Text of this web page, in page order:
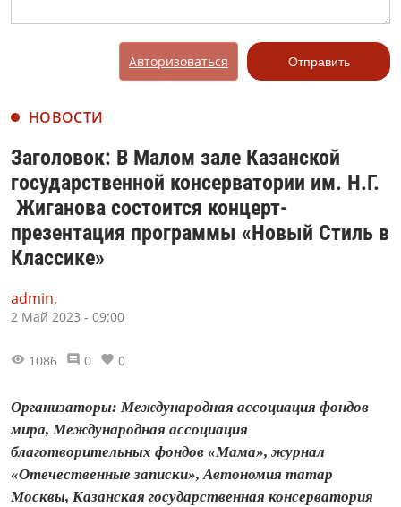
Авторизоваться Отправить
НОВОСТИ
Заголовок: В Малом зале Казанской
государственной консерватории им. Н.Г.
Жиганова состоится концерт-
презентация программы «Новый Стиль в
Классике»
admin,
2 Май 2023 - 09:00
1086 0 0
Организаторы: Международная ассоциация фондов
мира, Международная ассоциация
благотворительных фондов «Мама», журнал
«Отечественные записки», Автономия татар
Москвы, Казанская государственная консерватория